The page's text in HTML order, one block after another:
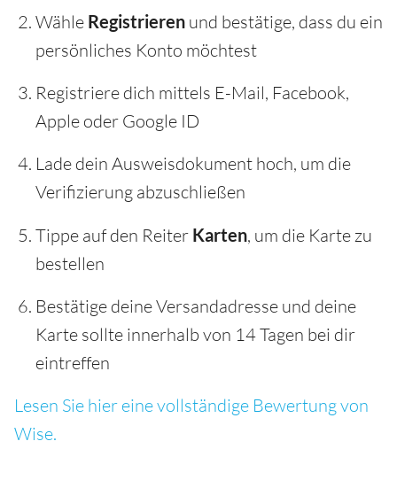
Wähle Registrieren und bestätige, dass du ein
persönliches Konto möchtest
Registriere dich mittels E-Mail, Facebook,
Apple oder Google ID
Lade dein Ausweisdokument hoch, um die
Verifizierung abzuschließen
Tippe auf den Reiter Karten, um die Karte zu
bestellen
Bestätige deine Versandadresse und deine
Karte sollte innerhalb von 14 Tagen bei dir
eintreffen
Lesen Sie hier eine vollständige Bewertung von
Wise.